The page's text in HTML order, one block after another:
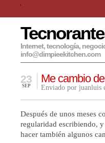
Internet, tecnología,
info@dimpieekitchen.com
Me cambio
23
SEP Enviado por juanluis
Después de unos meses
regularidad escribiendo,
hacer también algunos